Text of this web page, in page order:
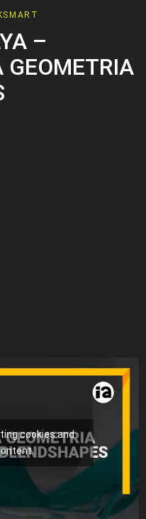
–
GEOMETRIA
cookies and